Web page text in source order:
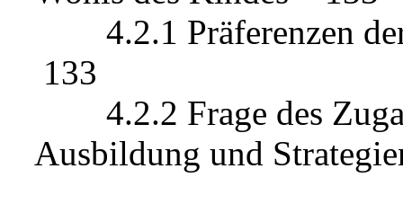
4.2.1 Präferenzen
133
4.2.2 Frage des
Ausbildung und